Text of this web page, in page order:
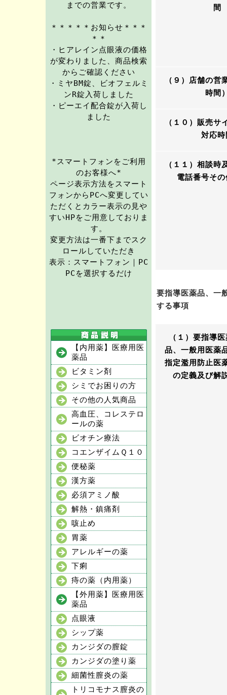
までの営業です。
＊＊＊＊＊お知らせ＊＊＊
＊＊
・ヒアレイン点眼液の価格
が変わりました、商品検索
からご確認ください
・ミヤBM錠、ビオフェルミ
ンR錠入荷しました
・ピーエイ配合錠が入荷し
ました
*スマートフォンをご利用
のお客様へ*
ページ表示方法をスマート
フォンからPCへ変更してい
ただくとカラー表示の見や
すいHPをご用意しておりま
す。
変更方法は一番下までスク
ロールしていただき
表示：スマートフォン｜PC
PCを選択するだけ
【内用薬】医療用医
薬品
ビタミン剤
シミでお困りの方
その他の人気商品
高血圧、コレステロ
ールの薬
ビオチン療法
コエンザイムＱ１０
便秘薬
漢方薬
必須アミノ酸
解熱・鎮痛剤
咳止め
胃薬
アレルギーの薬
下痢
痔の薬（内用薬）
【外用薬】医療用医
薬品
点眼液
シップ薬
カンジダの膣錠
カンジダの塗り薬
細菌性膣炎の薬
トリコモナス膣炎の
間
（９）店舗の営
時間
（１０）販売サ
対応時
（１１）相談時
電話番号そ
要指導医薬品、一
する事項
（１）要指導
品、一般用医薬
指定濫用防止医
の定義及び解